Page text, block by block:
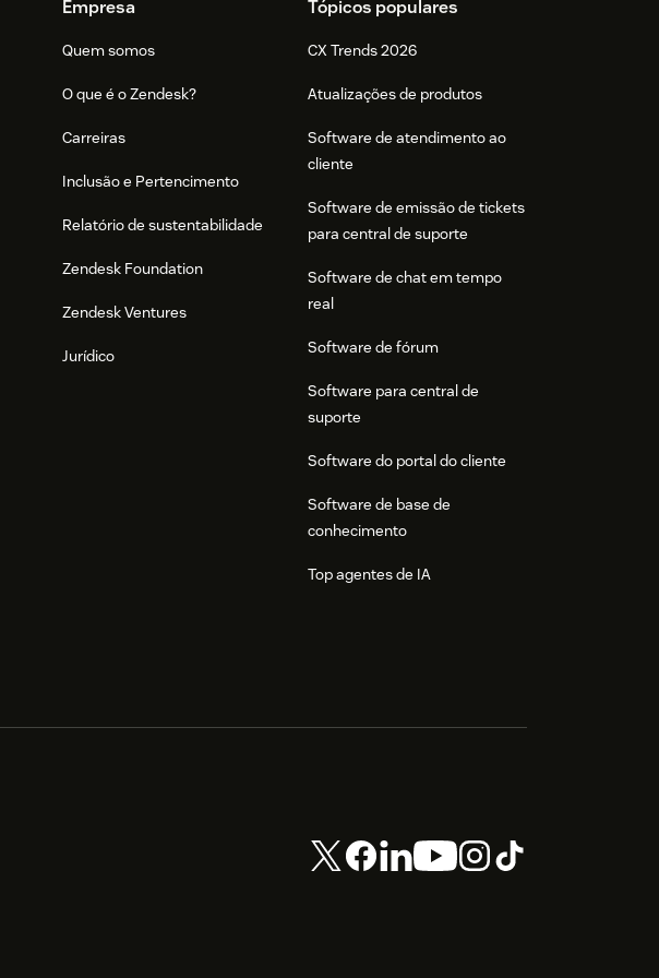
Empresa
Quem somos
O que é o Zendesk?
Carreiras
Inclusão e Pertencimento
Relatório de sustentabilidade
Zendesk Foundation
Zendesk Ventures
Jurídico
Tópicos populares
CX Trends 2026
Atualizações de produtos
Software de atendimento ao
cliente
Software de emissão de tickets
para central de suporte
Software de chat em tempo
real
Software de fórum
Software para central de
suporte
Software do portal do cliente
Software de base de
conhecimento
Top agentes de IA